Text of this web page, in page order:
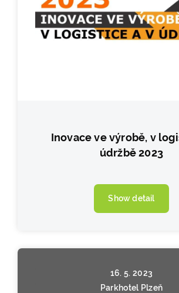
Inovace ve výrobě, v
údržbě 2023
Show detail
16. 5. 2023
Parkhotel Plzeň